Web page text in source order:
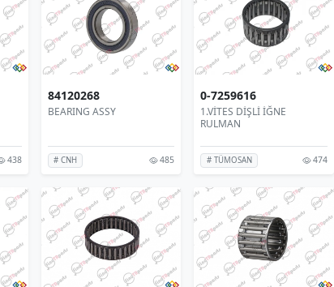
438
84120268
BEARING ASSY
# CNH 485
0-7259616
1.VİTES DİŞLİ İĞNE
RULMAN
# TÜMOSAN 474